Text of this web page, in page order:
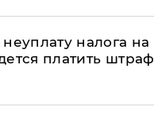
налога на
платить